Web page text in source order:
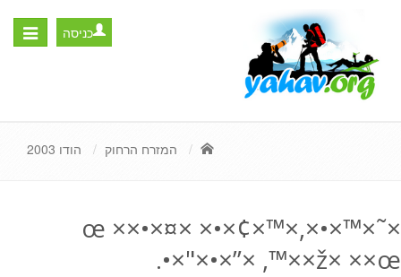
Toggle
כניסה
המזרח הרחוק הודו 2003
×˜×™×•×œ ××•×¤× ×•×¢×™×,
×ž× ××œ×™, ×”×•×"×•.